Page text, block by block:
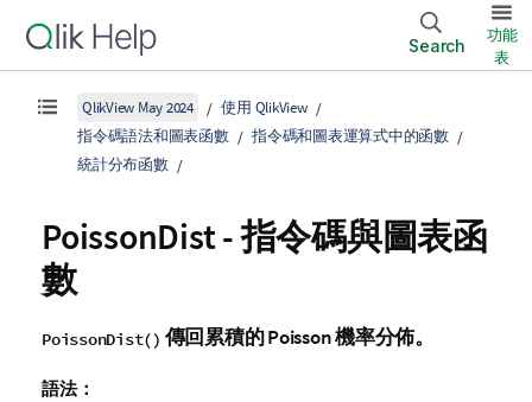
Search
功能
表
QlikView May 2024
使用 QlikView
指令碼語法和圖表函數
指令碼和圖表運算式中的函數
統計分布函數
PoissonDist - 指令碼與圖表函
數
PoissonDist() 傳回累積的 Poisson 機率分佈。
語法：